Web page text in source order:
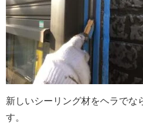
新しいシーリング材をヘラでな
す。